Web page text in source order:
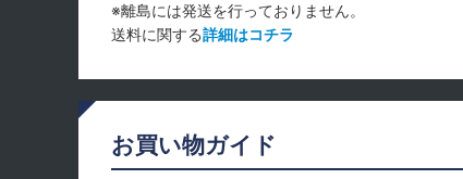
※離島には発送を行っておりません。
送料に関する詳細はコチラ
お買い物ガイド